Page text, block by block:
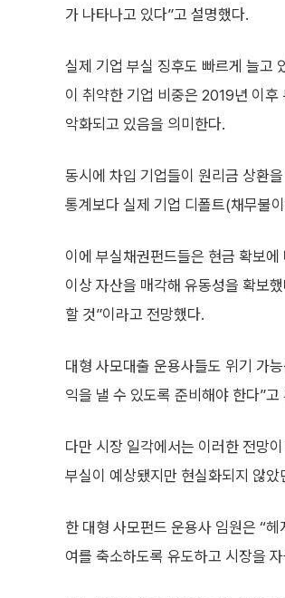
가 나타나고 있다”고 설명했다.
실제 기업 부실 징후도 빠르게 늘고
이 취약한 기업 비중은 2019년 이
악화되고 있음을 의미한다.
동시에 차입 기업들이 원리금 상환
통계보다 실제 기업 디폴트(채무불
이에 부실채권펀드들은 현금 확보
이상 자산을 매각해 유동성을 확보
할 것”이라고 전망했다.
대형 사모대출 운용사들도 위기 가
익을 낼 수 있도록 준비해야 한다”
다만 시장 일각에서는 이러한 전망
부실이 예상됐지만 현실화되지 않
한 대형 사모펀드 운용사 임원은 “
여를 축소하도록 유도하고 시장을